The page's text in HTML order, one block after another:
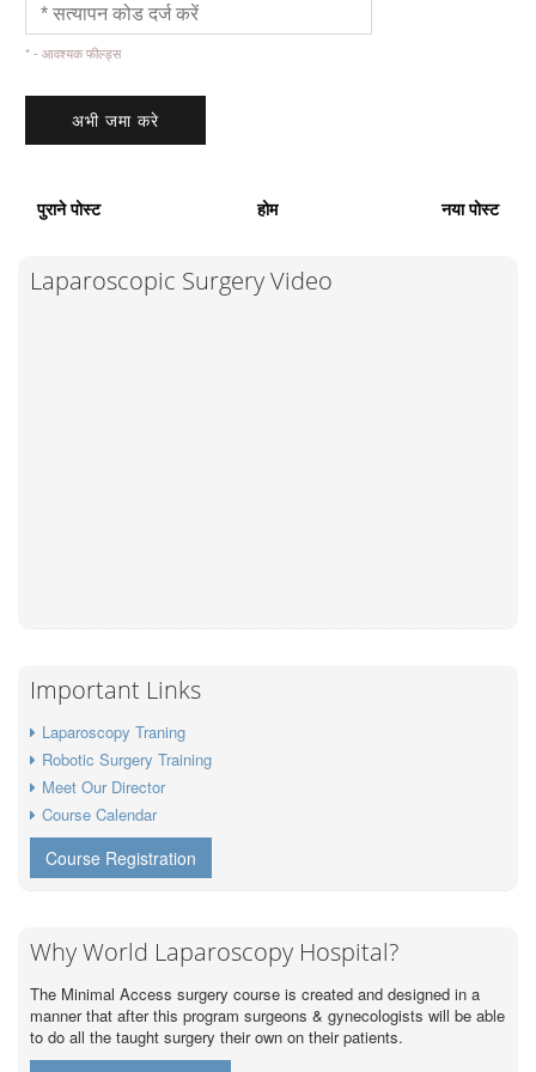
* - आवश्यक फील्ड्स
पुराने पोस्ट होम नया पोस्ट
Laparoscopic Surgery Video
Important Links
Laparoscopy Traning
Robotic Surgery Training
Meet Our Director
Course Calendar
Course Registration
Why World Laparoscopy Hospital?
The Minimal Access surgery course is created and designed in a
manner that after this program surgeons & gynecologists will be able
to do all the taught surgery their own on their patients.